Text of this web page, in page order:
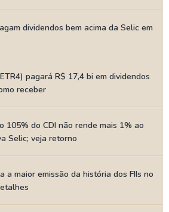
dividendos bem acima da Selic em
pagará R$ 17,4 bi em dividendos
receber
105% do CDI não rende mais 1% ao
Selic; veja retorno
a maior emissão da história dos FIIs no